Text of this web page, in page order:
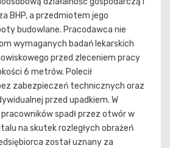
BHP, a przedmiotem jego
budowlane. Pracodawca nie
wymaganych badań lekarskich
przed zleceniem pracy
6 metrów. Polecił
zabezpieczeń technicznych oraz
przed upadkiem. W
spadł przez otwór w
na skutek rozległych obrażeń
został uznany za